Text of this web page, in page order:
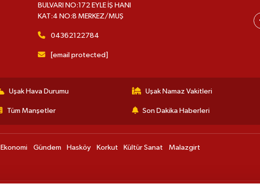
BULVARI NO:172 EYLE İŞ HANI
KAT:4 NO:8 MERKEZ/MUŞ
04362122784
[email protected]
Uşak Hava Durumu Uşak Namaz Vakitleri
Tüm Manşetler Son Dakika Haberleri
Ekonomi Gündem Hasköy Korkut Kültür Sanat
Malazgirt